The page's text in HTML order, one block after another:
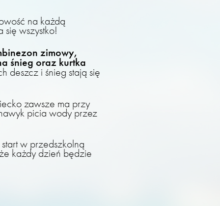
na każdą
wszystko!
zimowy,
śnieg oraz kurtka
deszcz i śnieg stają się
zawsze ma przy
picia wody przez
w przedszkolną
każdy dzień będzie